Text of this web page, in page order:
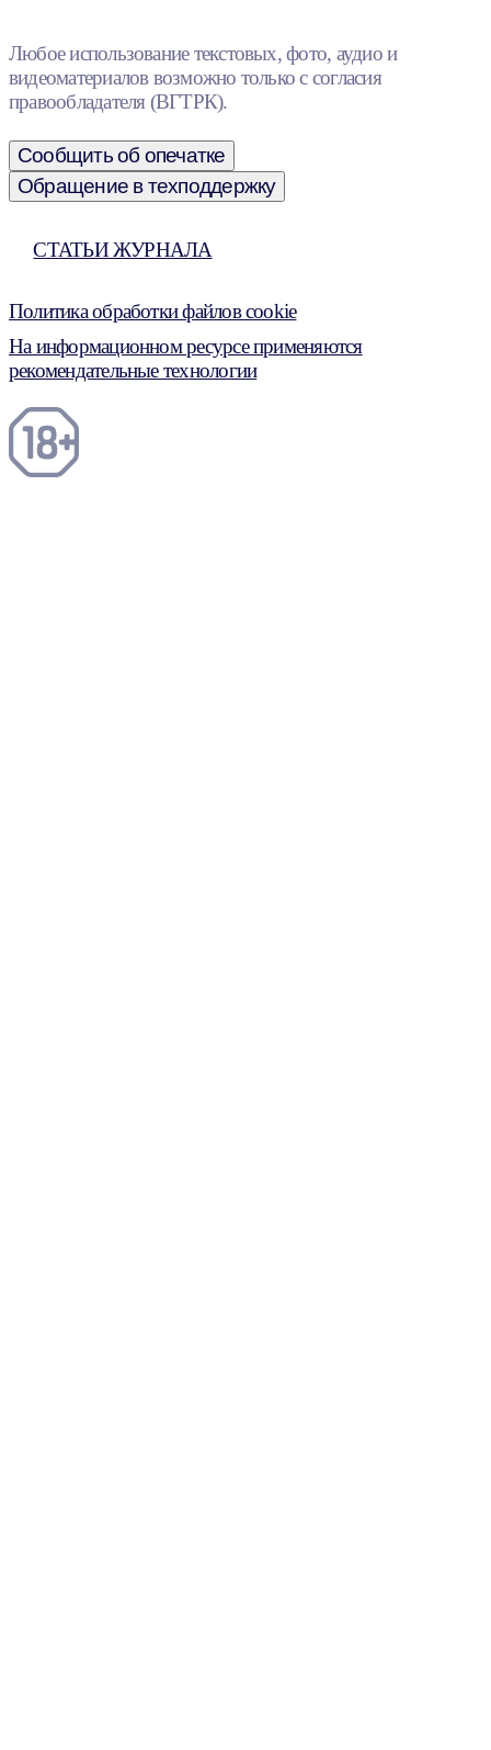
Любое использование текстовых, фото, аудио и
видеоматериалов возможно только с согласия
правообладателя (ВГТРК).
Сообщить об опечатке
Обращение в техподдержку
СТАТЬИ ЖУРНАЛА
Политика обработки файлов cookie
На информационном ресурсе применяются
рекомендательные технологии